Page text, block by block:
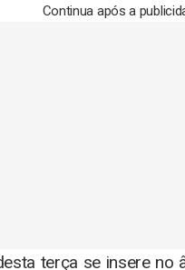
Continua após a
terça se insere no